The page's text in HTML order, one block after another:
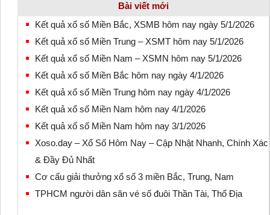
Bài viết mới
Kết quả xổ số Miền Bắc, XSMB hôm nay ngày 5/1/2026
Kết quả xổ số Miền Trung – XSMT hôm nay 5/1/2026
Kết quả xổ số Miền Nam – XSMN hôm nay 5/1/2026
Kết quả xổ số Miền Bắc hôm nay ngày 4/1/2026
Kết quả xổ số Miền Trung hôm nay ngày 4/1/2026
Kết quả xổ số Miền Nam hôm nay 4/1/2026
Kết quả xổ số Miền Nam hôm nay 3/1/2026
Xoso.day – Xổ Số Hôm Nay – Cập Nhật Nhanh, Chính Xác
& Đầy Đủ Nhất
Cơ cấu giải thưởng xổ số 3 miền Bắc, Trung, Nam
TPHCM người dân săn vé số đuôi Thần Tài, Thổ Địa